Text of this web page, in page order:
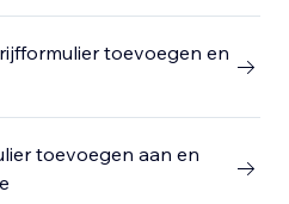
toevoegen en
toevoegen aan en